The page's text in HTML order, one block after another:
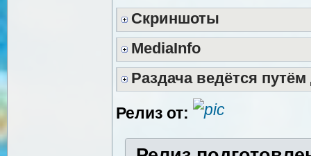
Скриншоты
MediaInfo
Раздача ведётся
Релиз от: